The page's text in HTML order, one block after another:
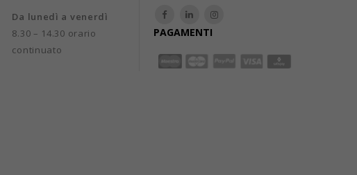
Da lunedì a venerdì
8.30 – 14.30 orario
continuato
PAGAMENTI